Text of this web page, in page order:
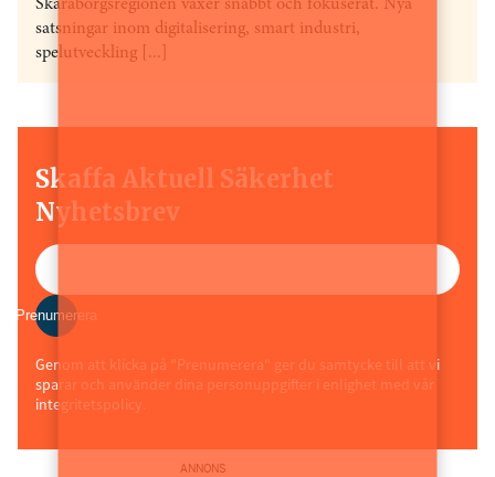
Skaraborgsregionen växer snabbt och fokuserat. Nya
satsningar inom digitalisering, smart industri,
spelutveckling [...]
Skaffa Aktuell Säkerhet
Nyhetsbrev
Prenumerera
Genom att klicka på "Prenumerera" ger du samtycke till att vi
sparar och använder dina personuppgifter i enlighet med vår
integritetspolicy.
ANNONS